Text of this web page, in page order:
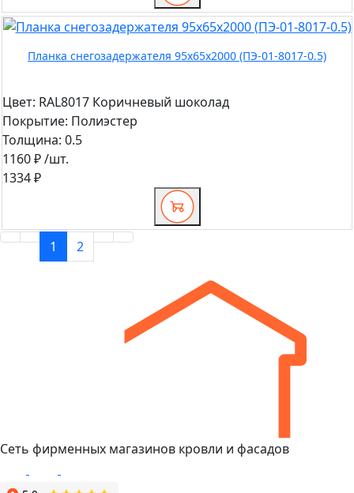
Планка снегозадержателя 95х65х2000 (ПЭ-01-8017-0.5)
Цвет: RAL8017 Коричневый шоколад
Покрытие: Полиэстер
Толщина: 0.5
1160 ₽/шт.
1334 ₽
1 2
Сеть фирменных магазинов кровли и фасадов